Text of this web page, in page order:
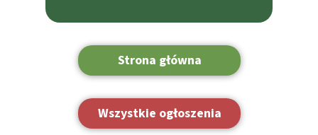
Wszystkie ogłoszenia
Strona główna